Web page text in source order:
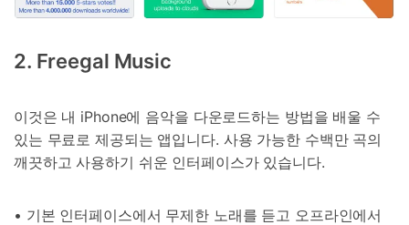
2. Freegal Music
이것은 내 iPhone에 음악을 다운로드하는 방법을 배울 수
있는 무료로 제공되는 앱입니다. 사용 가능한 수백만 곡의
깨끗하고 사용하기 쉬운 인터페이스가 있습니다.
• 기본 인터페이스에서 무제한 노래를 듣고 오프라인에서